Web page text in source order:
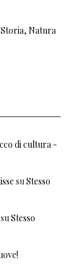
Storia, Natura
di cultura -
su Stesso
su Stesso